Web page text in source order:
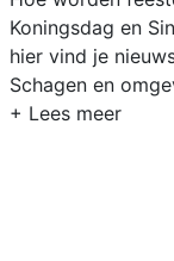
Koningsdag en
hier vind je
Schagen en